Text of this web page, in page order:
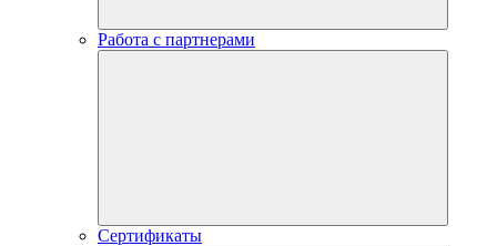
Работа с партнерами
Сертификаты